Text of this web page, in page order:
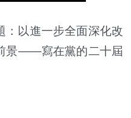
：以進一步全面深化改
景——寫在黨的二十屆